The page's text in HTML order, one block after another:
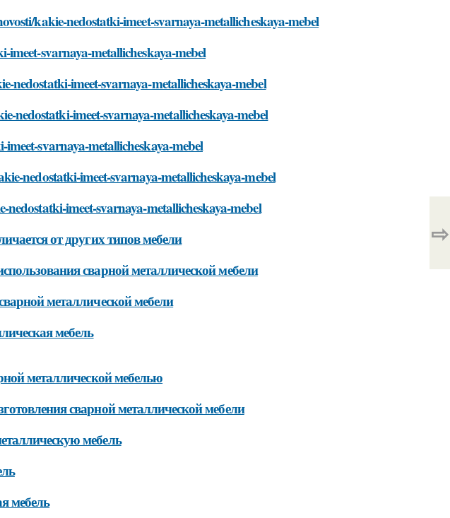
kakie-nedostatki-imeet-svarnaya-metallicheskaya-mebel
svarnaya-metallicheskaya-mebel
nedostatki-imeet-svarnaya-metallicheskaya-mebel
nedostatki-imeet-svarnaya-metallicheskaya-mebel
svarnaya-metallicheskaya-mebel
nedostatki-imeet-svarnaya-metallicheskaya-mebel
imeet-svarnaya-metallicheskaya-mebel
от других типов мебели
сварной металлической мебели
металлической мебели
мебель
металлической мебелью
сварной металлической мебели
мебель
мебель
⇨